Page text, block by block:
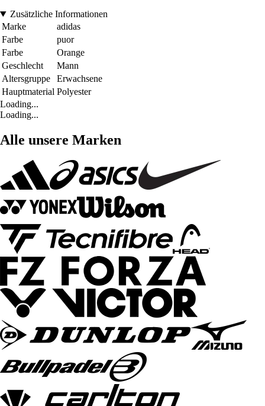
Zusätzliche Informationen
Marke
adidas
Farbe
puor
Farbe
Orange
Geschlecht
Mann
Altersgruppe
Erwachsene
Hauptmaterial Polyester
Loading...
Loading...
Alle unsere Marken